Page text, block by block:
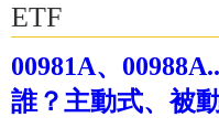
ETF
00981A、
誰？主動式、被